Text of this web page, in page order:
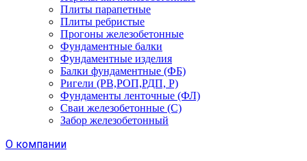
Плиты парапетные
Плиты ребристые
Прогоны железобетонные
Фундаментные балки
Фундаментные изделия
Балки фундаментные (ФБ)
Ригели (РВ,РОП,РДП, Р)
Фундаменты ленточные (ФЛ)
Сваи железобетонные (С)
Забор железобетонный
О компании